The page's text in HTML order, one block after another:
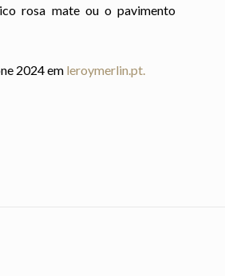
rosa mate ou o pavimento
2024 em leroymerlin.pt.